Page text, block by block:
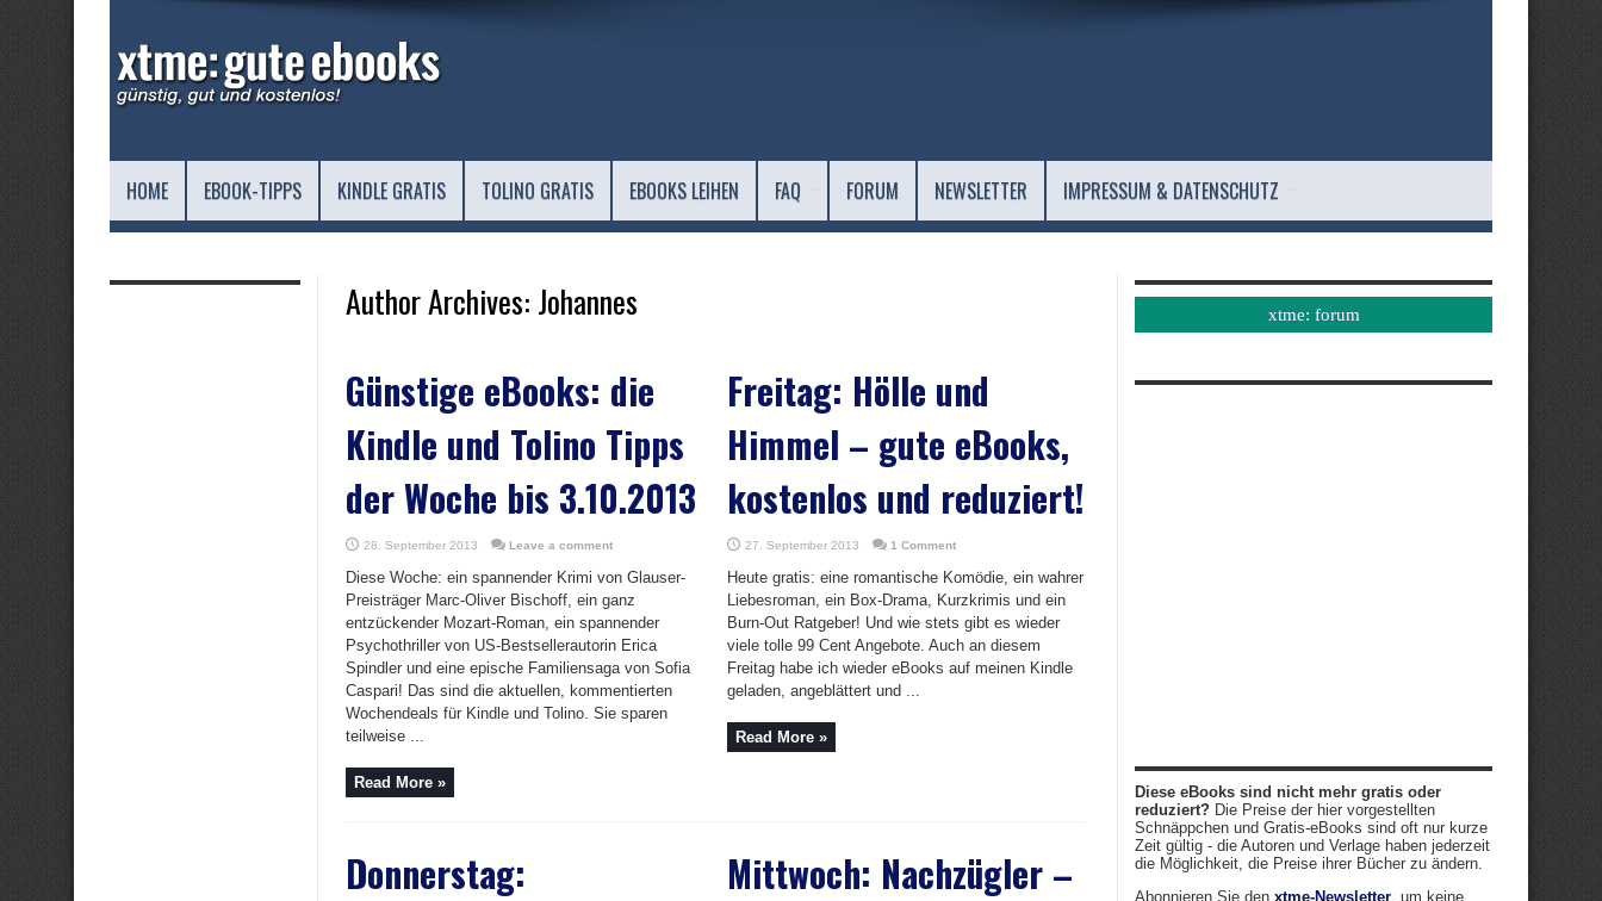
HOME EBOOK-TIPPS KINDLE GRATIS TOLINO GRATIS EBOOKS LEIHEN FAQ FORUM NEWSLETTER IMPRESSUM & DATENSCHUTZ
Author Archives: Johannes
Günstige eBooks: die
Kindle und Tolino Tipps
der Woche bis 3.10.2013
28. September 2013 Leave a comment
Diese Woche: ein spannender Krimi von Glauser-
Preisträger Marc-Oliver Bischoff, ein ganz
entzückender Mozart-Roman, ein spannender
Psychothriller von US-Bestsellerautorin Erica
Spindler und eine epische Familiensaga von Sofia
Caspari! Das sind die aktuellen, kommentierten
Wochendeals für Kindle und Tolino. Sie sparen
teilweise ...
Read More »
Freitag: Hölle und
Himmel – gute eBooks,
kostenlos und reduziert!
27. September 2013 1 Comment
Heute gratis: eine romantische Komödie, ein wahrer
Liebesroman, ein Box-Drama, Kurzkrimis und ein
Burn-Out Ratgeber! Und wie stets gibt es wieder
viele tolle 99 Cent Angebote. Auch an diesem
Freitag habe ich wieder eBooks auf meinen Kindle
geladen, angeblättert und ...
Read More »
Donnerstag:
Mittwoch: Nachzügler –
xtme: forum
Diese eBooks sind nicht mehr gratis oder
reduziert? Die Preise der hier vorgestellten
Schnäppchen und Gratis-eBooks sind oft nur kurze
Zeit gültig - die Autoren und Verlage haben jederzeit
die Möglichkeit, die Preise ihrer Bücher zu ändern.
Abonnieren Sie den xtme-Newsletter, um keine